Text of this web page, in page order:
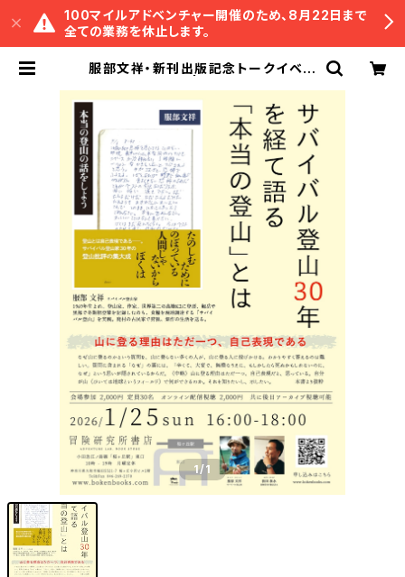
100マイルアドベンチャー開催のため、8月22日まで
全ての業務を休止します。
服部文祥・新刊出版記念トークイベン
1/1